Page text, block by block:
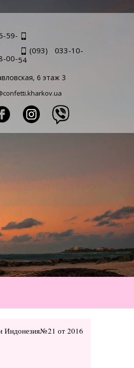
59-
00-
(093) 033-10-
54
6 этаж 3
Индонезия№21 от 2016